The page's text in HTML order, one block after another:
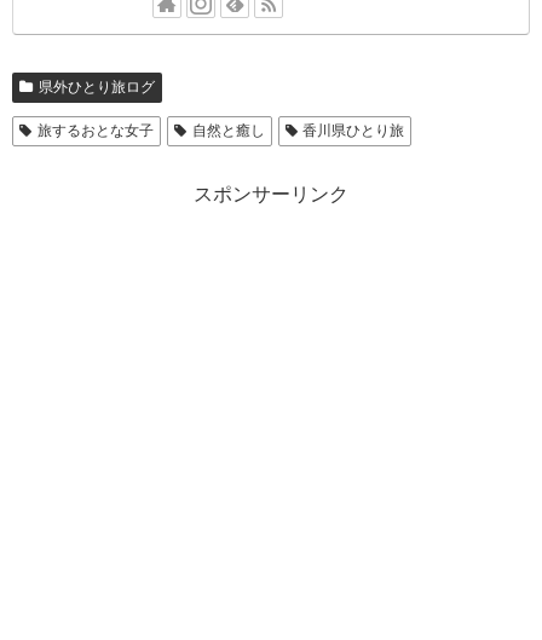
県外ひとり旅ログ
旅するおとな女子 自然と癒し 香川県ひとり旅
スポンサーリンク